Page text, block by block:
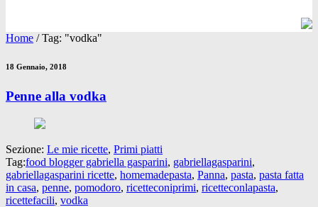
Home /Tag: "vodka"
18 Gennaio, 2018
Penne alla vodka
Sezione: Le mie ricette, Primi piatti
Tag:food blogger gabriella gasparini, gabriellagasparini,
gabriellagasparini ricette, homemadepasta, Panna, pasta, pasta fatta
in casa, penne, pomodoro, ricetteconiprimi, ricetteconlapasta,
ricettefacili, vodka